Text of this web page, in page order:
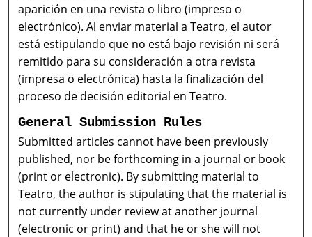
aparición en una revista o libro (impreso o
electrónico). Al enviar material a Teatro, el autor
está estipulando que no está bajo revisión ni será
remitido para su consideración a otra revista
(impresa o electrónica) hasta la finalización del
proceso de decisión editorial en Teatro.
General Submission Rules
Submitted articles cannot have been previously
published, nor be forthcoming in a journal or book
(print or electronic). By submitting material to
Teatro, the author is stipulating that the material is
not currently under review at another journal
(electronic or print) and that he or she will not